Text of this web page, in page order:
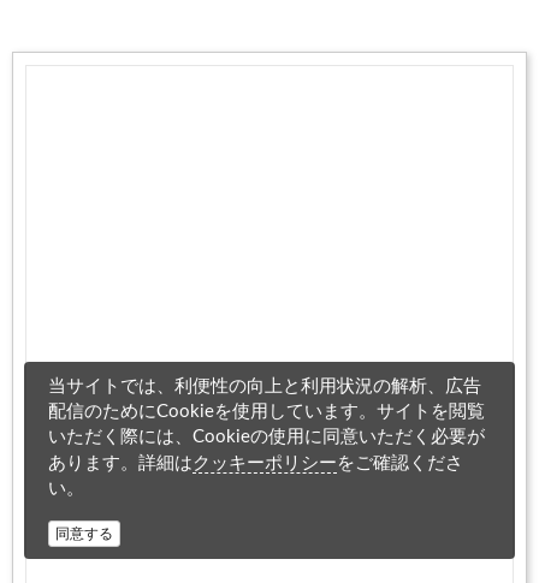
当サイトでは、利便性の向上と利用状況の解析、広告
配信のためにCookieを使用しています。サイトを閲覧
いただく際には、Cookieの使用に同意いただく必要が
あります。詳細は クッキーポリシー をご確認くださ
い。
同意する